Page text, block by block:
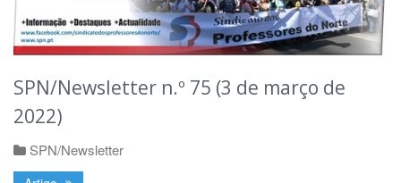
SPN/Newsletter n.º 75 (3 de março de
2022)
SPN/Newsletter